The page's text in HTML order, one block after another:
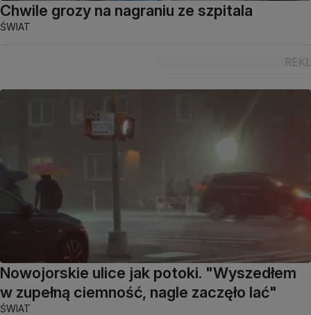
Chwile grozy na nagraniu ze szpitala
ŚWIAT
Nowojorskie ulice jak potoki. "Wyszedłem
w zupełną ciemność, nagle zaczęło lać"
ŚWIAT